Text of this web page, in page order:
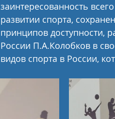
заинтересованность
развитии спорта,
принципов доступности,
России П.А.Колобков в
видов спорта в России,